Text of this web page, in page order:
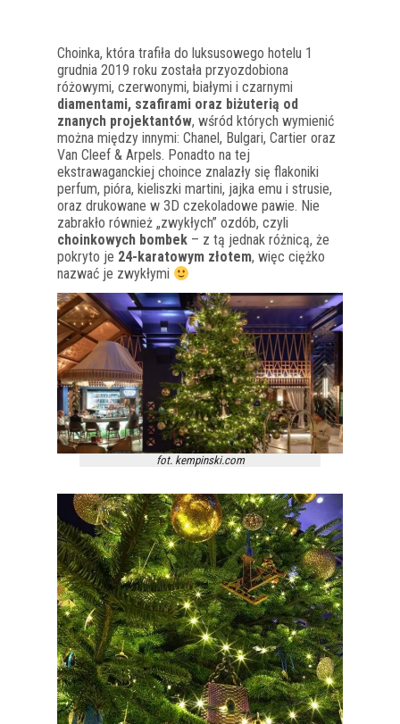
Choinka, która trafiła do luksusowego hotelu 1
grudnia 2019 roku została przyozdobiona
różowymi, czerwonymi, białymi i czarnymi
diamentami, szafirami oraz biżuterią od
znanych projektantów, wśród których wymienić
można między innymi: Chanel, Bulgari, Cartier oraz
Van Cleef & Arpels. Ponadto na tej
ekstrawaganckiej choince znalazły się flakoniki
perfum, pióra, kieliszki martini, jajka emu i strusie,
oraz drukowane w 3D czekoladowe pawie. Nie
zabrakło również „zwykłych” ozdób, czyli
choinkowych bombek – z tą jednak różnicą, że
pokryto je 24-karatowym złotem, więc ciężko
nazwać je zwykłymi
fot. kempinski.com